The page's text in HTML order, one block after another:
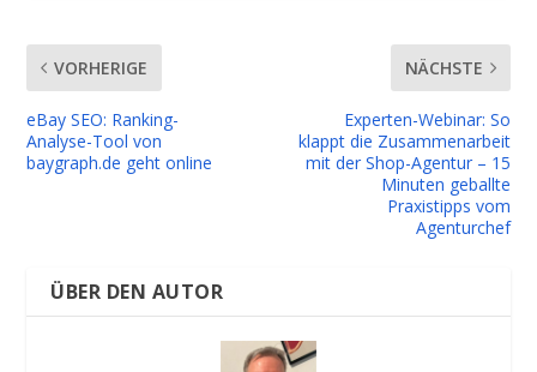
VORHERIGE
eBay SEO: Ranking-
Analyse-Tool von
baygraph.de geht online
NÄCHSTE
Experten-Webinar: So
klappt die Zusammenarbeit
mit der Shop-Agentur – 15
Minuten geballte
Praxistipps vom
Agenturchef
ÜBER DEN AUTOR